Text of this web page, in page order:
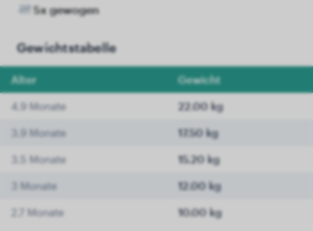
5x gewogen
Gewichtstabelle
Alter Gewicht
4.9 Monate 22.00 kg
3.9 Monate 17.50 kg
3.5 Monate 15.20 kg
3 Monate 12.00 kg
2.7 Monate 10.00 kg